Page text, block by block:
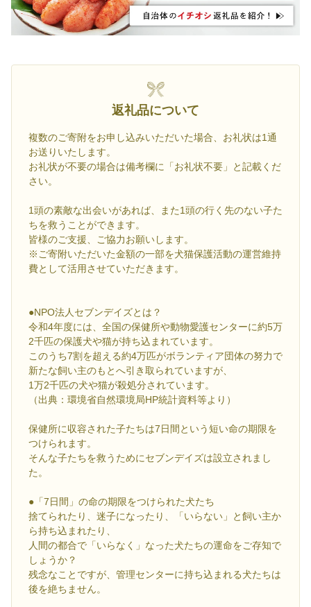
返礼品について
複数のご寄附をお申し込みいただいた場合、お礼状は1通
お送りいたします。
お礼状が不要の場合は備考欄に「お礼状不要」と記載くだ
さい。
1頭の素敵な出会いがあれば、また1頭の行く先のない子た
ちを救うことができます。
皆様のご支援、ご協力お願いします。
※ご寄附いただいた金額の一部を犬猫保護活動の運営維持
費として活用させていただきます。
●NPO法人セブンデイズとは？
令和4年度には、全国の保健所や動物愛護センターに約5万
2千匹の保護犬や猫が持ち込まれています。
このうち7割を超える約4万匹がボランティア団体の努力で
新たな飼い主のもとへ引き取られていますが、
1万2千匹の犬や猫が殺処分されています。
（出典：環境省自然環境局HP統計資料等より）
保健所に収容された子たちは7日間という短い命の期限を
つけられます。
そんな子たちを救うためにセブンデイズは設立されまし
た。
●「7日間」の命の期限をつけられた犬たち
捨てられたり、迷子になったり、「いらない」と飼い主か
ら持ち込まれたり、
人間の都合で「いらなく」なった犬たちの運命をご存知で
しょうか？
残念なことですが、管理センターに持ち込まれる犬たちは
後を絶ちません。